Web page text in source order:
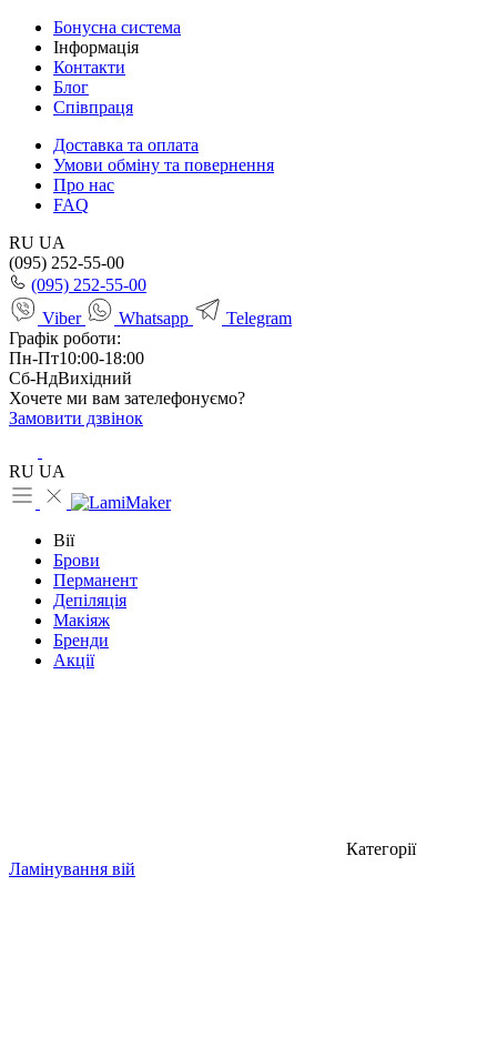
Бонусна система
Інформація
Контакти
Блог
Співпраця
Доставка та оплата
Умови обміну та повернення
Про нас
FAQ
RU UA
(095) 252-55-00
(095) 252-55-00
Viber
Whatsapp
Telegram
Графік роботи:
Пн-Пт10:00-18:00
Сб-НдВихідний
Хочете ми вам зателефонуємо?
Замовити дзвінок
RU UA
Вії
Брови
Перманент
Депіляція
Макіяж
Бренди
Акції
Категорії
Ламінування вій